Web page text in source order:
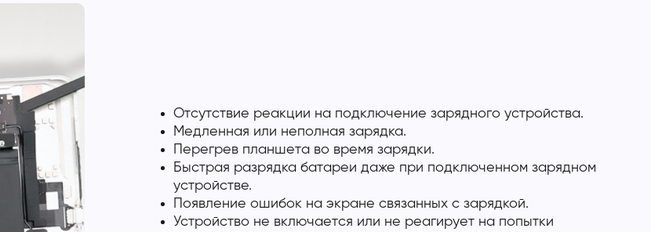
Отсутствие реакции на подключение зарядного устройства.
Медленная или неполная зарядка.
Перегрев планшета во время зарядки.
Быстрая разрядка батареи даже при подключенном зарядном
устройстве.
Появление ошибок на экране связанных с зарядкой.
Устройство не включается или не реагирует на попытки